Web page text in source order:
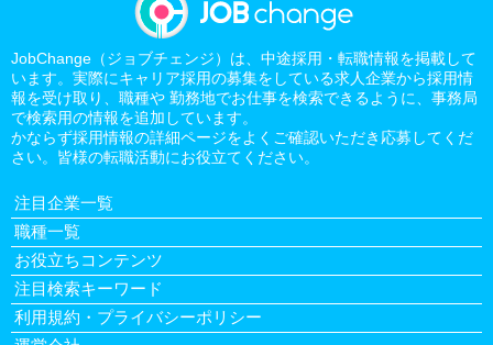
JobChange（ジョブチェンジ）は、中途採用・転職情報を掲載して
います。実際にキャリア採用の募集をしている求人企業から採用情
報を受け取り、職種や 勤務地でお仕事を検索できるように、事務局
で検索用の情報を追加しています。
かならず採用情報の詳細ページをよくご確認いただき応募してくだ
さい。皆様の転職活動にお役立てください。
注目企業一覧
職種一覧
お役立ちコンテンツ
注目検索キーワード
利用規約・プライバシーポリシー